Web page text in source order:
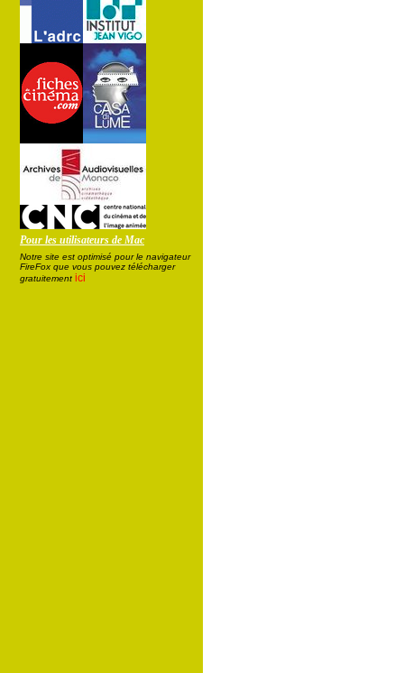
Pour les utilisateurs de Mac
Notre site est optimisé pour le navigateur
FireFox que vous pouvez télécharger
gratuitement ici